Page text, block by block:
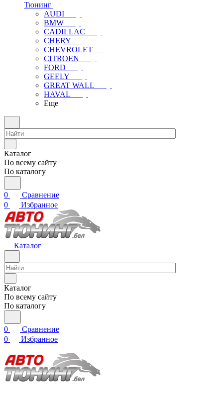
Тюнинг
AUDI
BMW
CADILLAC
CHERY
CHEVROLET
CITROEN
FORD
GEELY
GREAT WALL
HAVAL
Еще
Каталог
По всему сайту
По каталогу
0
Сравнение
0
Избранное
Каталог
Каталог
По всему сайту
По каталогу
0
Сравнение
0
Избранное